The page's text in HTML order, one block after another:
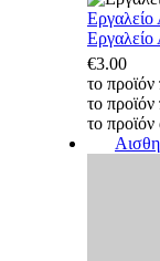
€3.00
το
το
το